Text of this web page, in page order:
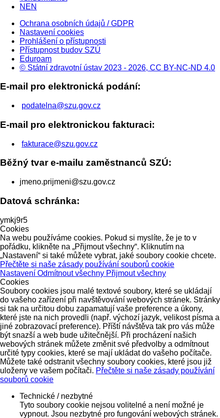
NEN
Ochrana osobních údajů / GDPR
Nastavení cookies
Prohlášení o přístupnosti
Přístupnost budov SZÚ
Eduroam
© Státní zdravotní ústav 2023 - 2026, CC BY-NC-ND 4.0
E-mail pro elektronická podání:
podatelna@szu.gov.cz
E-mail pro elektronickou fakturaci:
fakturace@szu.gov.cz
Běžný tvar e-mailu zaměstnanců SZÚ:
jmeno.prijmeni@szu.gov.cz
Datová schránka:
ymkj9r5
Cookies
Na webu používáme cookies. Pokud si myslíte, že je to v
pořádku, klikněte na „Přijmout všechny“. Kliknutím na
„Nastavení“ si také můžete vybrat, jaké soubory cookie chcete.
Přečtěte si naše zásady používání souborů cookie
Nastavení Odmítnout všechny Přijmout všechny
Cookies
Soubory cookies jsou malé textové soubory, které se ukládají
do vašeho zařízení při navštěvování webových stránek. Stránky
si tak na určitou dobu zapamatují vaše preference a úkony,
které jste na nich provedli (např. výchozí jazyk, velikost písma a
jiné zobrazovací preference). Příští návštěva tak pro vás může
být snazší a web bude užitečnější. Při procházení našich
webových stránek můžete změnit své předvolby a odmítnout
určité typy cookies, které se mají ukládat do vašeho počítače.
Můžete také odstranit všechny soubory cookies, které jsou již
uloženy ve vašem počítači. Přečtěte si naše zásady používání
souborů cookie
Technické / nezbytné
Tyto soubory cookie nejsou volitelné a není možné je
vypnout. Jsou nezbytné pro fungování webových stránek.